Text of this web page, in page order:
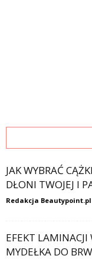
JAK WYBRAĆ
DŁONI TWOJEJ I
Redakcja Beautypoint.pl
EFEKT
MYDEŁKA DO